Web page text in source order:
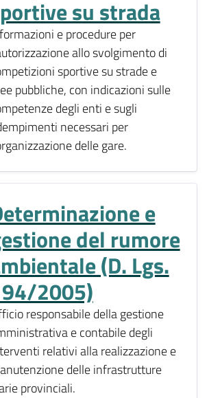
su strada
e procedure per
allo svolgimento di
sportive su strade e
pubbliche, con indicazioni sulle
degli enti e sugli
necessari per
delle gare.
e
del rumore
(D. Lgs.
2005)
responsabile della gestione
e contabile degli
relativi alla realizzazione e
delle infrastrutture
provinciali.